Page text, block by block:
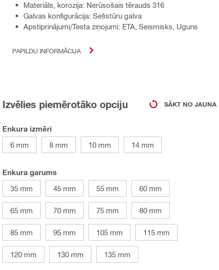
Materiāls, korozija: Nerūsošais tērauds 316
Galvas konfigurācija: Sešstūru galva
Apstiprinājumi/Testa ziņojumi: ETA, Seismisks, Uguns
PAPILDU INFORMĀCIJA
Izvēlies piemērotāko opciju SĀKT NO JAUNA
Enkura izmēri
6 mm
8 mm 10 mm 14 mm
Enkura garums
35 mm
45 mm 55 mm 60 mm
65 mm 70 mm 75 mm 80 mm
85 mm 95 mm 105 mm 115 mm
120 mm 130 mm 135 mm